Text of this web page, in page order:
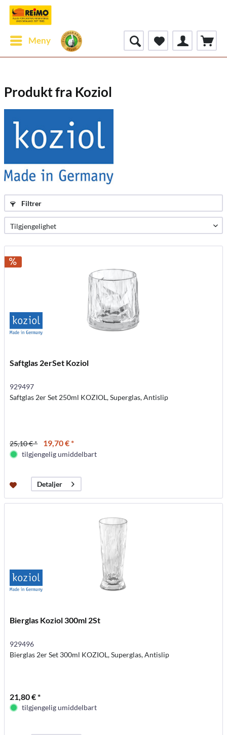
Meny
Produkt fra Koziol
Filtrer
Saftglas 2erSet Koziol
929497
Saftglas 2er Set 250ml KOZIOL, Superglas, Antislip
25,10 € * 19,70 € *
tilgjengelig umiddelbart
Detaljer
Bierglas Koziol 300ml 2St
929496
Bierglas 2er Set 300ml KOZIOL, Superglas, Antislip
21,80 € *
tilgjengelig umiddelbart